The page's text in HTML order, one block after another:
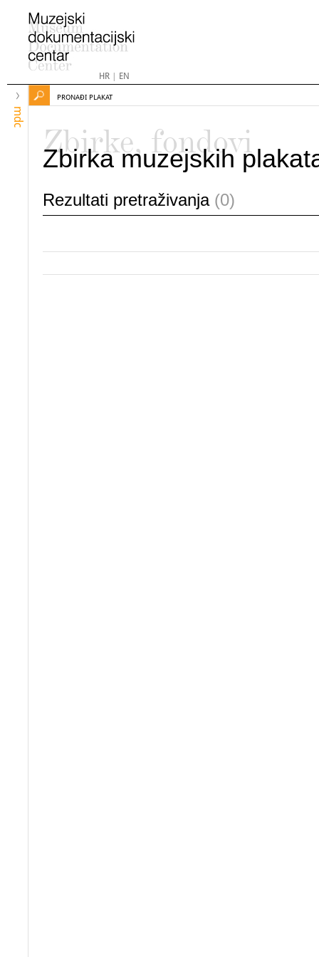
HR| EN
mdc
PRONAĐI PLAKAT
Zbirke, fondovi
Zbirka muzejskih
Rezultati pretraživanja (0)